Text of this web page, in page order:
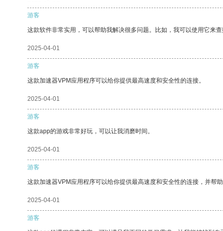
游客
这款软件非常实用，可以帮助我解决很多问题。比如，我可以使用它来查
2025-04-01
游客
这款加速器VPM应用程序可以给你提供最高速度和安全性的连接。
2025-04-01
游客
这款app的游戏非常好玩，可以让我消磨时间。
2025-04-01
游客
这款加速器VPM应用程序可以给你提供最高速度和安全性的连接，并帮助
2025-04-01
游客